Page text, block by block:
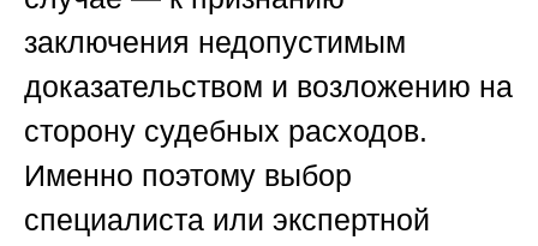
заключения недопустимым
доказательством и возложению на
сторону судебных расходов.
Именно поэтому выбор
специалиста или экспертной